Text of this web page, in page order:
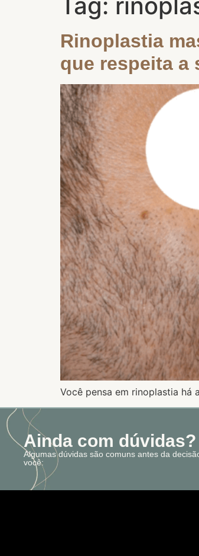
Rinoplastia
que respeita a
Você pensa em rinoplastia há
Ainda com dúvidas?
Algumas dúvidas são comuns antes da
você: